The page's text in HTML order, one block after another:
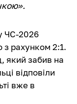
ЧС-2026
з рахунком 2:1.
який забив на
відповіли
вже в